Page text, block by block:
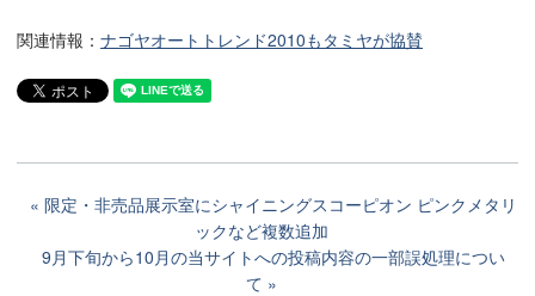
関連情報： ナゴヤオートトレンド2010もタミヤが協賛
限定・非売品展示室にシャイニングスコーピオン ピンクメタリ
ックなど複数追加
9月下旬から10月の当サイトへの投稿内容の一部誤処理につい
て